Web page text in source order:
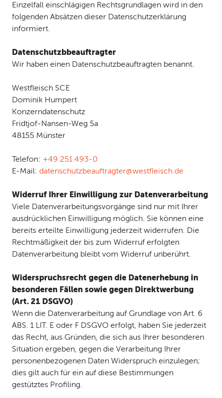
Einzelfall einschlägigen Rechtsgrundlagen wird in den
folgenden Absätzen dieser Datenschutzerklärung
informiert.
Datenschutzbbeauftragter
Wir haben einen Datenschutzbeauftragten benannt.
Westfleisch SCE
Dominik Humpert
Konzerndatenschutz
Fridtjof-Nansen-Weg 5a
48155 Münster
Telefon: +49 251 493-0
E-Mail: datenschutzbeauftragter@westfleisch.de
Widerruf Ihrer Einwilligung zur Datenverarbeitung
Viele Datenverarbeitungsvorgänge sind nur mit Ihrer
ausdrücklichen Einwilligung möglich. Sie können eine
bereits erteilte Einwilligung jederzeit widerrufen. Die
Rechtmäßigkeit der bis zum Widerruf erfolgten
Datenverarbeitung bleibt vom Widerruf unberührt.
Widerspruchsrecht gegen die Datenerhebung in
besonderen Fällen sowie gegen Direktwerbung
(Art. 21 DSGVO)
Wenn die Datenverarbeitung auf Grundlage von Art. 6
ABS. 1 LIT. E oder F DSGVO erfolgt, haben Sie jederzeit
das Recht, aus Gründen, die sich aus Ihrer besonderen
Situation ergeben, gegen die Verarbeitung Ihrer
personenbezogenen Daten Widerspruch einzulegen;
dies gilt auch für ein auf diese Bestimmungen
gestütztes Profiling.